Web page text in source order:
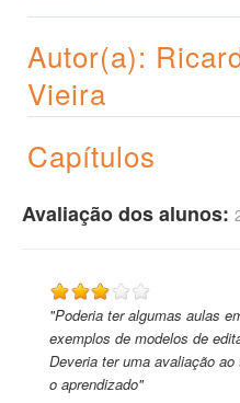
Autor(a):
Vieira
Capítulos
Avaliação dos alunos:
"Poderia ter algumas aulas
exemplos de modelos de
Deveria ter uma avaliação
o aprendizado"